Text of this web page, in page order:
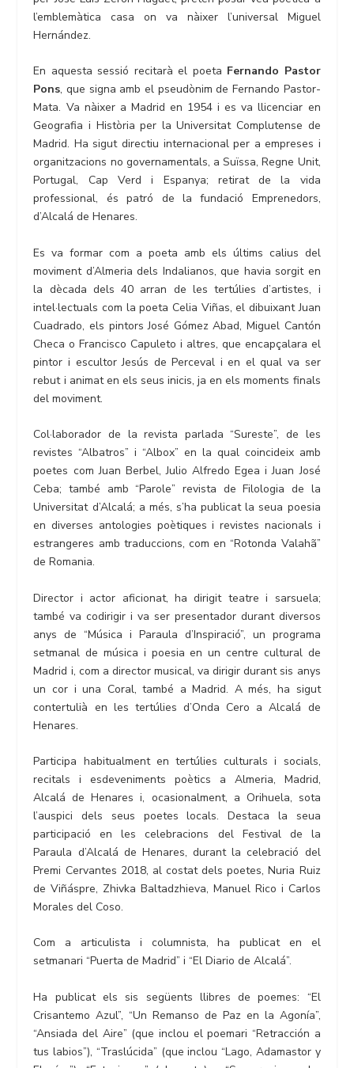
l’emblemàtica casa on va nàixer l’universal Miguel
Hernández.
En aquesta sessió recitarà el poeta Fernando Pastor
Pons, que signa amb el pseudònim de Fernando Pastor-
Mata. Va nàixer a Madrid en 1954 i es va llicenciar en
Geografia i Història per la Universitat Complutense de
Madrid. Ha sigut directiu internacional per a empreses i
organitzacions no governamentals, a Suïssa, Regne Unit,
Portugal, Cap Verd i Espanya; retirat de la vida
professional, és patró de la fundació Emprenedors,
d’Alcalá de Henares.
Es va formar com a poeta amb els últims calius del
moviment d’Almeria dels Indalianos, que havia sorgit en
la dècada dels 40 arran de les tertúlies d’artistes, i
intel·lectuals com la poeta Celia Viñas, el dibuixant Juan
Cuadrado, els pintors José Gómez Abad, Miguel Cantón
Checa o Francisco Capuleto i altres, que encapçalara el
pintor i escultor Jesús de Perceval i en el qual va ser
rebut i animat en els seus inicis, ja en els moments finals
del moviment.
Col·laborador de la revista parlada “Sureste”, de les
revistes “Albatros” i “Albox” en la qual coincideix amb
poetes com Juan Berbel, Julio Alfredo Egea i Juan José
Ceba; també amb “Parole” revista de Filologia de la
Universitat d’Alcalá; a més, s’ha publicat la seua poesia
en diverses antologies poètiques i revistes nacionals i
estrangeres amb traduccions, com en “Rotonda Valahã”
de Romania.
Director i actor aficionat, ha dirigit teatre i sarsuela;
també va codirigir i va ser presentador durant diversos
anys de “Música i Paraula d’Inspiració”, un programa
setmanal de música i poesia en un centre cultural de
Madrid i, com a director musical, va dirigir durant sis anys
un cor i una Coral, també a Madrid. A més, ha sigut
contertulià en les tertúlies d’Onda Cero a Alcalá de
Henares.
Participa habitualment en tertúlies culturals i socials,
recitals i esdeveniments poètics a Almeria, Madrid,
Alcalá de Henares i, ocasionalment, a Orihuela, sota
l’auspici dels seus poetes locals. Destaca la seua
participació en les celebracions del Festival de la
Paraula d’Alcalá de Henares, durant la celebració del
Premi Cervantes 2018, al costat dels poetes, Nuria Ruiz
de Viñáspre, Zhivka Baltadzhieva, Manuel Rico i Carlos
Morales del Coso.
Com a articulista i columnista, ha publicat en el
setmanari “Puerta de Madrid” i “El Diario de Alcalá”.
Ha publicat els sis següents llibres de poemes: “El
Crisantemo Azul”, “Un Remanso de Paz en la Agonía”,
“Ansiada del Aire” (que inclou el poemari “Retracción a
tus labios”), “Traslúcida” (que inclou “Lago, Adamastor y